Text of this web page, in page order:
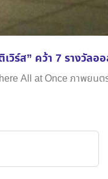
วิร์ส” คว้า 7 รางวัลอ
All at Once ภาพย